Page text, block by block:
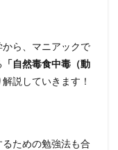
ら、マニアックで
「自然毒食中毒（動
説していきます！
ための勉強法も合